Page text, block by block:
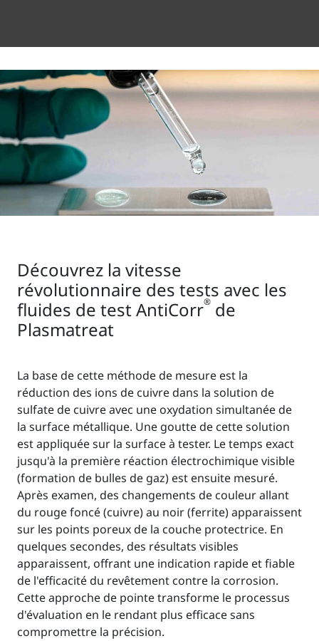
Découvrez la vitesse
révolutionnaire des tests avec les
fluides de test AntiCorr® de
Plasmatreat
La base de cette méthode de mesure est la
réduction des ions de cuivre dans la solution de
sulfate de cuivre avec une oxydation simultanée de
la surface métallique. Une goutte de cette solution
est appliquée sur la surface à tester. Le temps exact
jusqu'à la première réaction électrochimique visible
(formation de bulles de gaz) est ensuite mesuré.
Après examen, des changements de couleur allant
du rouge foncé (cuivre) au noir (ferrite) apparaissent
sur les points poreux de la couche protectrice. En
quelques secondes, des résultats visibles
apparaissent, offrant une indication rapide et fiable
de l'efficacité du revêtement contre la corrosion.
Cette approche de pointe transforme le processus
d'évaluation en le rendant plus efficace sans
compromettre la précision.